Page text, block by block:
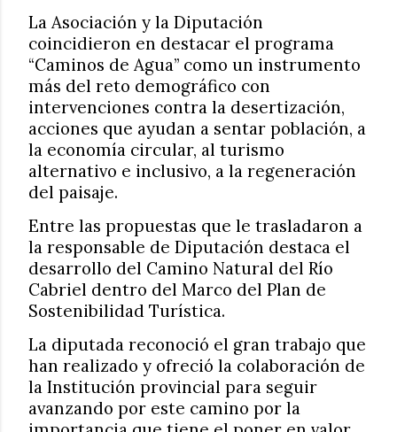
La Asociación y la Diputación
coincidieron en destacar el programa
“Caminos de Agua” como un instrumento
más del reto demográfico con
intervenciones contra la desertización,
acciones que ayudan a sentar población, a
la economía circular, al turismo
alternativo e inclusivo, a la regeneración
del paisaje.
Entre las propuestas que le trasladaron a
la responsable de Diputación destaca el
desarrollo del Camino Natural del Río
Cabriel dentro del Marco del Plan de
Sostenibilidad Turística.
La diputada reconoció el gran trabajo que
han realizado y ofreció la colaboración de
la Institución provincial para seguir
avanzando por este camino por la